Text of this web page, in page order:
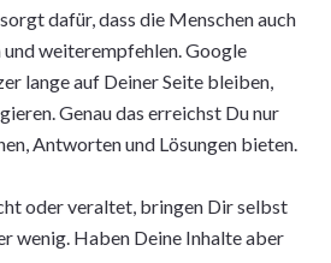
dafür, dass die Menschen auch
weiterempfehlen. Google
lange auf Deiner Seite bleiben,
Genau das erreichst Du nur
Antworten und Lösungen bieten.
oder veraltet, bringen Dir selbst
wenig. Haben Deine Inhalte aber